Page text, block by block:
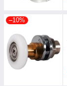
–10%